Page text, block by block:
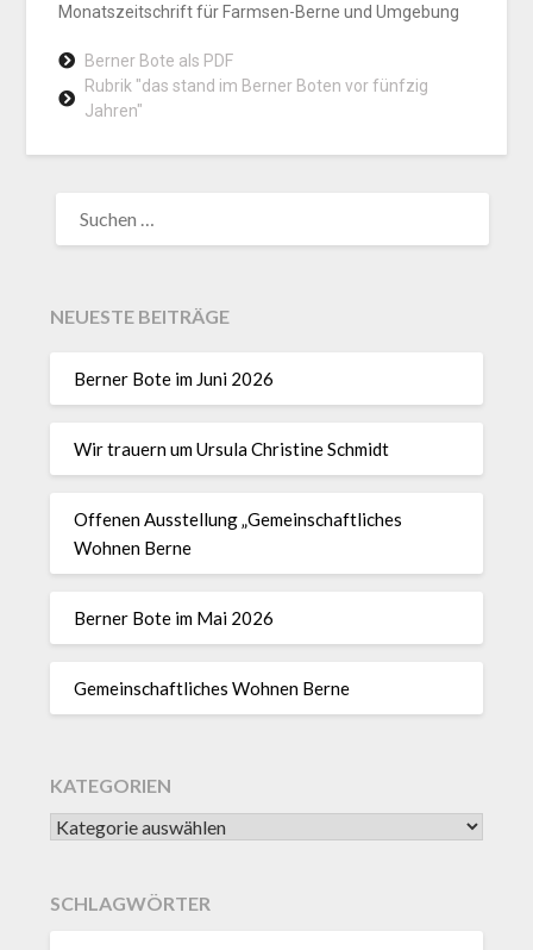
Monatszeitschrift für Farmsen-Berne und Umgebung
Berner Bote als PDF
Rubrik "das stand im Berner Boten vor fünfzig
Jahren"
NEUESTE BEITRÄGE
Berner Bote im Juni 2026
Wir trauern um Ursula Christine Schmidt
Offenen Ausstellung „Gemeinschaftliches
Wohnen Berne
Berner Bote im Mai 2026
Gemeinschaftliches Wohnen Berne
KATEGORIEN
SCHLAGWÖRTER